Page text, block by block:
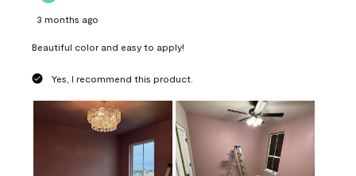
3 months ago
Beautiful color and easy to apply!
Yes, I recommend this product.